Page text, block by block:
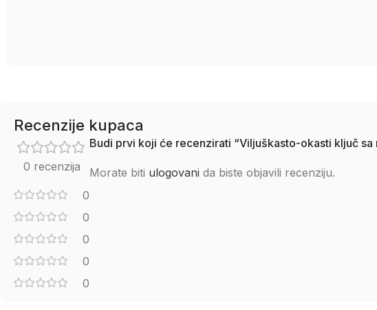
Recenzije kupaca
0 recenzija
0
0
0
0
0
Budi prvi koji će recenzirati “Viljuškasto-okasti ključ sa
Morate biti ulogovani da biste objavili recenziju.